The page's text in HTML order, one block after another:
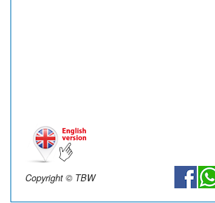
Copyright © TBW